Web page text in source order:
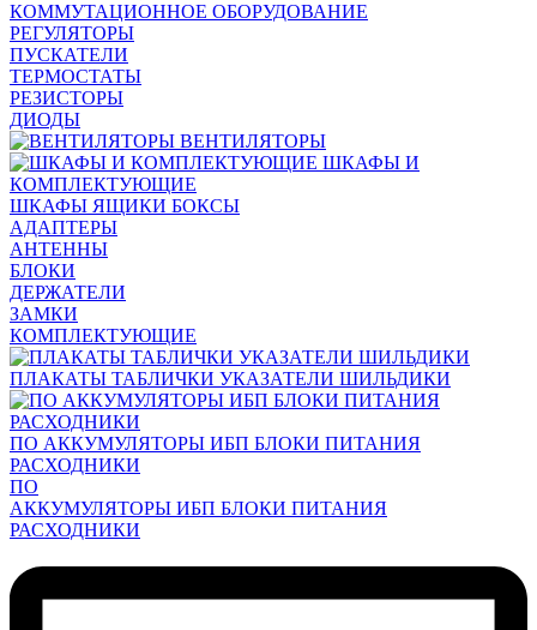
КОММУТАЦИОННОЕ ОБОРУДОВАНИЕ
РЕГУЛЯТОРЫ
ПУСКАТЕЛИ
ТЕРМОСТАТЫ
РЕЗИСТОРЫ
ДИОДЫ
ВЕНТИЛЯТОРЫ
ШКАФЫ И
КОМПЛЕКТУЮЩИЕ
ШКАФЫ ЯЩИКИ БОКСЫ
АДАПТЕРЫ
АНТЕННЫ
БЛОКИ
ДЕРЖАТЕЛИ
ЗАМКИ
КОМПЛЕКТУЮЩИЕ
ПЛАКАТЫ ТАБЛИЧКИ УКАЗАТЕЛИ ШИЛЬДИКИ
ПО АККУМУЛЯТОРЫ ИБП БЛОКИ ПИТАНИЯ
РАСХОДНИКИ
ПО
АККУМУЛЯТОРЫ ИБП БЛОКИ ПИТАНИЯ
РАСХОДНИКИ